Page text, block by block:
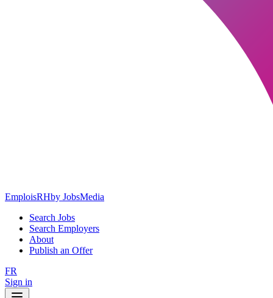
EmploisRHby JobsMedia
Search Jobs
Search Employers
About
Publish an Offer
FR
Sign in